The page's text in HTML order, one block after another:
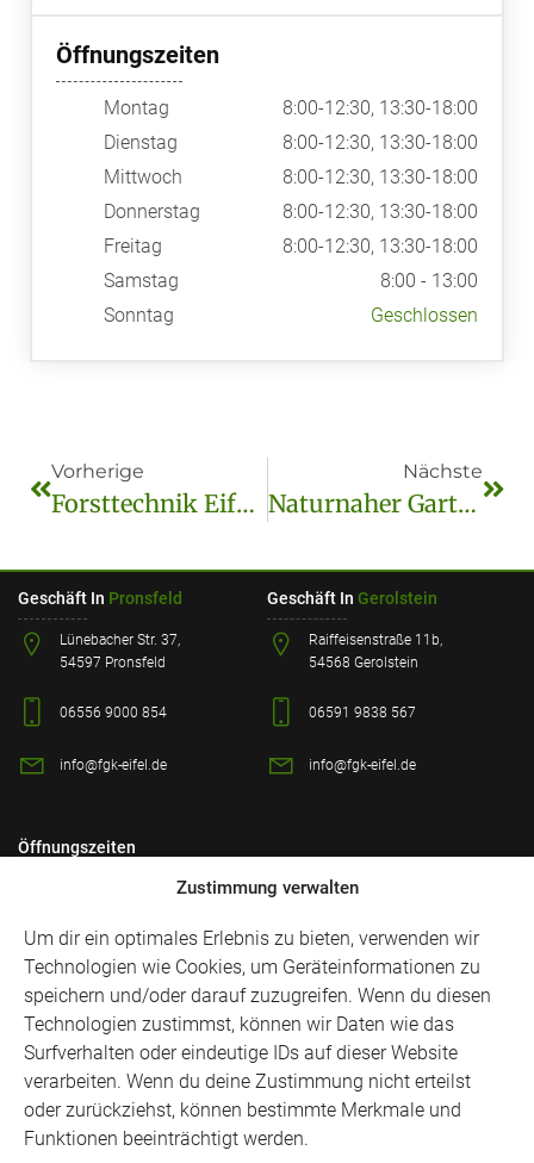
Zustimmung verwalten
Um dir ein optimales Erlebnis zu bieten, verwenden wir
Technologien wie Cookies, um Geräteinformationen zu
speichern und/oder darauf zuzugreifen. Wenn du diesen
Technologien zustimmst, können wir Daten wie das
Surfverhalten oder eindeutige IDs auf dieser Website
verarbeiten. Wenn du deine Zustimmung nicht erteilst
oder zurückziehst, können bestimmte Merkmale und
Funktionen beeinträchtigt werden.
Öffnungszeiten
Montag
8:00-12:30, 13:30-18:00
Dienstag
8:00-12:30, 13:30-18:00
Mittwoch
8:00-12:30, 13:30-18:00
Donnerstag
8:00-12:30, 13:30-18:00
Freitag
8:00-12:30, 13:30-18:00
Samstag
8:00 - 13:00
Sonntag
Geschlossen
Vorherige
Forsttechnik Eifel: Nachhaltige Holzernte Und Bewirtschaftung
Nächste
Naturnaher Garten Eifel: So Gestalten Sie Ihre Grüne Oase
Geschäft In Pronsfeld
Lünebacher Str. 37,
54597 Pronsfeld
06556 9000 854
info@fgk-eifel.de
Geschäft In Gerolstein
Raiffeisenstraße 11b,
54568 Gerolstein
06591 9838 567
info@fgk-eifel.de
Öffnungszeiten
8:00-12:30, 13:30-18:00
Mittwoch
8:00-12:30, 13:30-18:00
Donnerstag
8:00-12:30, 13:30-18:00
Freitag
8:00-12:30, 13:30-18:00
Samstag
8:00 - 13:00